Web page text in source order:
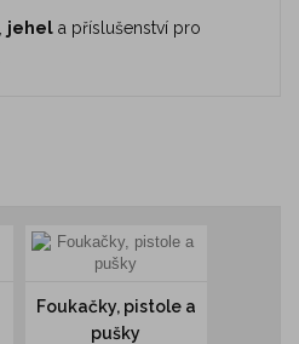
jehel a příslušenství pro
Foukačky, pistole a
pušky